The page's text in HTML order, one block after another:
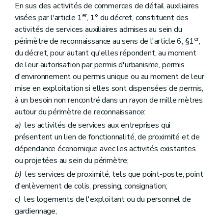
En sus des activités de commerces de détail auxiliaires
visées par l'article 1er, 1° du décret, constituent des
activités de services auxiliaires admises au sein du
périmètre de reconnaissance au sens de l'article 6, §1er,
du décret, pour autant qu'elles répondent, au moment
de leur autorisation par permis d'urbanisme, permis
d'environnement ou permis unique ou au moment de leur
mise en exploitation si elles sont dispensées de permis,
à un besoin non rencontré dans un rayon de mille mètres
autour du périmètre de reconnaissance:
a) les activités de services aux entreprises qui
présentent un lien de fonctionnalité, de proximité et de
dépendance économique avec les activités existantes
ou projetées au sein du périmètre;
b) les services de proximité, tels que point-poste, point
d'enlèvement de colis, pressing, consignation;
c) les logements de l'exploitant ou du personnel de
gardiennage;